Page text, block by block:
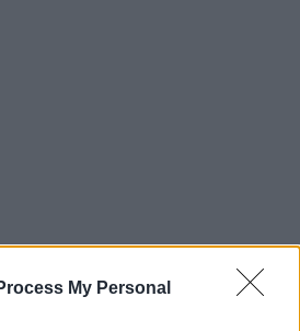
My Personal